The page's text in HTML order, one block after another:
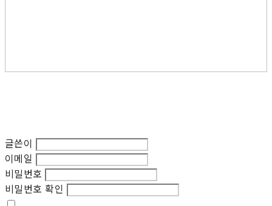
글쓴이
이메일
비밀번호
비밀번호 확인